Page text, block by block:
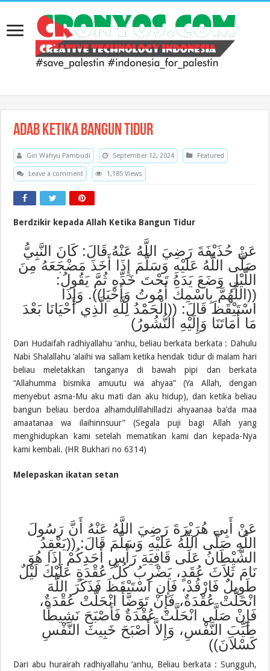
Adab Ketika Bangun Tidur
Giri Wahyu Pambudi September 12, 2024 Featured
Leave a comment 1,185 Views
Berdzikir kepada Allah Ketika Bangun Tidur
عَنْ حُذَيْفَةَ رَضِيَ اللَّهُ عَنْهُ قَالَ: كَانَ النَّبِيُّ
صَلَّى اللَّهُ عَلَيْهِ وَسَلَّمَ إِذَا أَخَذَ مَضْجَعَهُ مِنَ
اللَّيْلِ وَضَعَ يَدَهُ تَحْتَ خَدِّهِ ثُمَّ يَقُولُ:
((اللَّهُمَّ بِاسْمِكَ أَمُوتُ وَأَحْيَا)). وَإِذَا
اسْتَيْقَظَ قَالَ: ((الْحَمْدُ لِلَّهِ الَّذِي أَحْيَانَا بَعْدَ
مَا أَمَاتَنَا وَإِلَيْهِ النُّشُورُ)
Dari Hudaifah radhiyallahu ‘anhu, beliau berkata berkata : Dahulu
Nabi Shalallahu ‘alaihi wa sallam ketika hendak tidur di malam hari
beliau meletakkan tanganya di bawah pipi dan berkata
“Allahumma bismika amuutu wa ahyaa” (Ya Allah, dengan
menyebut asma-Mu aku mati dan aku hidup), dan ketika beliau
bangun beliau berdoa alhamdulillahilladzi ahyaanaa ba’da maa
amaatanaa wa ilaihinnsuur” (Segala puji bagi Allah yang
menghidupkan kami setelah mematikan kami dan kepada-Nya
kami kembali. (HR Bukhari no 6314)
Melepaskan ikatan setan
عَنْ أَبِي هُرَيْرَةَ رَضِيَ اللَّهُ عَنْهُ أَنَّ رَسُولَ
اللَّهِ صَلَّى اللَّهُ عَلَيْهِ وَسَلَّمَ قَالَ: ((يَعْقِدُ
الشَّيْطَانُ عَلَى قَافِيَةِ رَأْسِ أَحَدِكُمْ إِذَا هُوَ
نَامَ ثَلاَثَ عُقَدٍ، يَضْرِبُ كُلَّ عُقْدَةٍ عَلَيْكَ لَيْلٌ
طَوِيلٌ فَارْقُدْ، فَإِنِ اسْتَيْقَظَ فَذَكَرَ اللَّهَ
انْحَلَّتْ عُقْدَةٌ، فَإِنْ تَوَضَّأَ انْحَلَّتْ عُقْدَةٌ،
فَإِنْ صَلَّى انْحَلَّتْ عُقْدَةٌ فَأَصْبَحَ نَشِيطًا
طَيِّبَ النَّفْسِ، وَإِلاَّ أَصْبَحَ خَبِيثَ النَّفْسِ
كَسْلاَنَ))
Dari abu hurairah radhiyallahu ‘anhu, Beliau berkata : Sungguh,